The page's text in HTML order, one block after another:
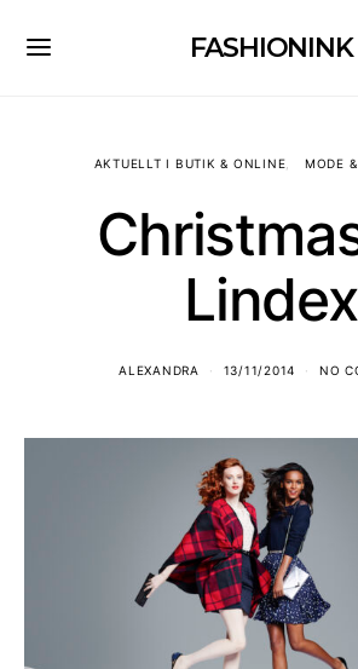
FASHIONINK
AKTUELLT I BUTIK & ONLINE MODE
Lindex
ALEXANDRA 13/11/2014 NO